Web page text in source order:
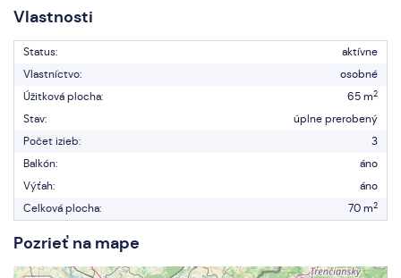
Vlastnosti
Status:
aktívne
Vlastníctvo:
osobné
Úžitková plocha:
65 m2
Stav:
úplne prerobený
Počet izieb:
3
Balkón:
áno
Výťah:
áno
Celková plocha:
70 m2
Pozrieť na mape